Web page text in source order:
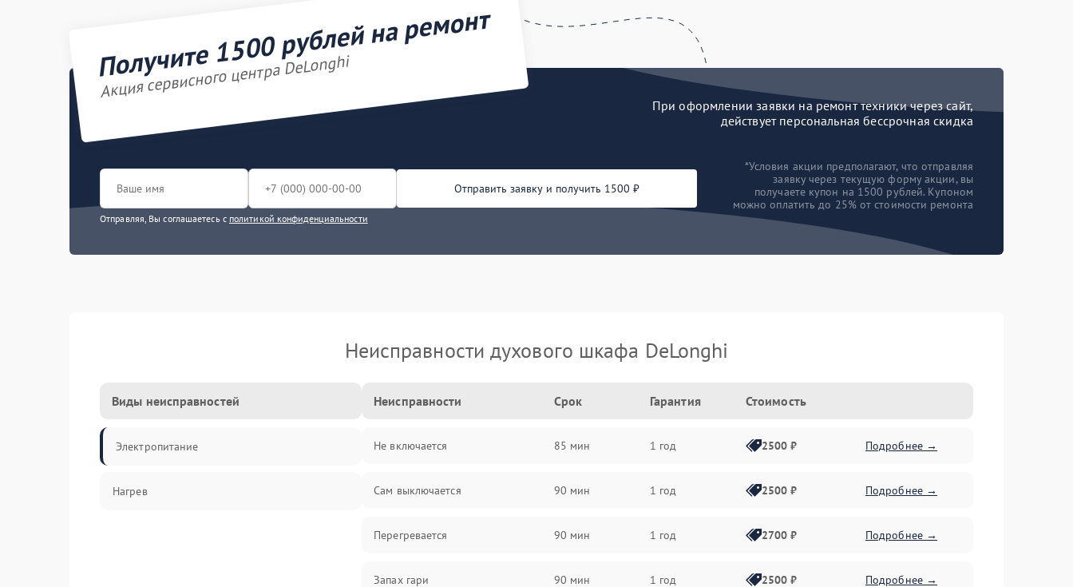
Получите 1500 рублей на ремонт
Акция сервисного центра DeLonghi
При оформлении заявки на ремонт техники через сайт,
действует персональная бессрочная скидка
Отправить заявку и получить 1500 ₽
Отправляя, Вы соглашаетесь с политикой конфиденциальности
*Условия акции предполагают, что отправляя
заявку через текущую форму акции, вы
получаете купон на 1500 рублей. Купоном
можно оплатить до 25% от стоимости ремонта
Неисправности духового шкафа DeLonghi
Виды неисправностей
Электропитание
Нагрев
Неисправности Срок Гарантия Стоимость
Не включается 85 мин 1 год 2500 ₽ Подробнее →
Сам выключается 90 мин 1 год 2500 ₽ Подробнее →
Перегревается 90 мин 1 год 2700 ₽ Подробнее →
Запах гари 90 мин 1 год 2500 ₽ Подробнее →